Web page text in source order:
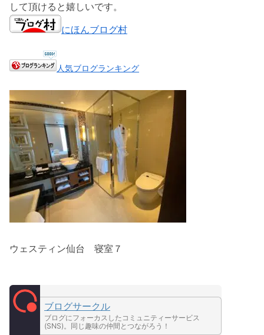
して頂けると嬉しいです。
にほんブログ村
人気ブログランキング
ウェスティン仙台 寝室７
ブログサークル
ブログにフォーカスしたコミュニティーサービス
(SNS)。同じ趣味の仲間とつながろう！